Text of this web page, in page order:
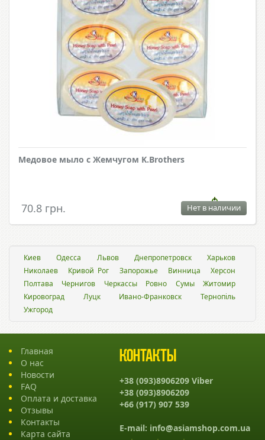
Медовое мыло с Жемчугом K.Brothers
70.8 грн. Нет в наличии
Киев Одесса Львов Днепропетровск
Харьков
Николаев
Кривой Рог Запорожье Винница
Херсон
Полтава
Чернигов Черкассы Ровно Сумы
Житомир
Кировоград
Луцк Ивано-Франковск
Тернопіль
Ужгород
Главная
О нас
Новости
FAQ
Оплата и доставка
Отзывы
Контакты
Карта сайта
Контакты
+38 (093)8906209 Viber
+38 (093)8906209
+66 (917) 907 539
E-mail: info@asiamshop.com.ua